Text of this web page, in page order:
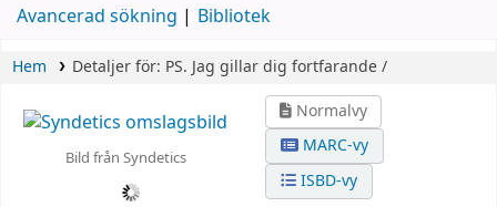
Avancerad sökning Bibliotek
Hem Detaljer för: PS. Jag gillar dig fortfarande /
Bild från Syndetics
Normalvy
MARC-vy
ISBD-vy